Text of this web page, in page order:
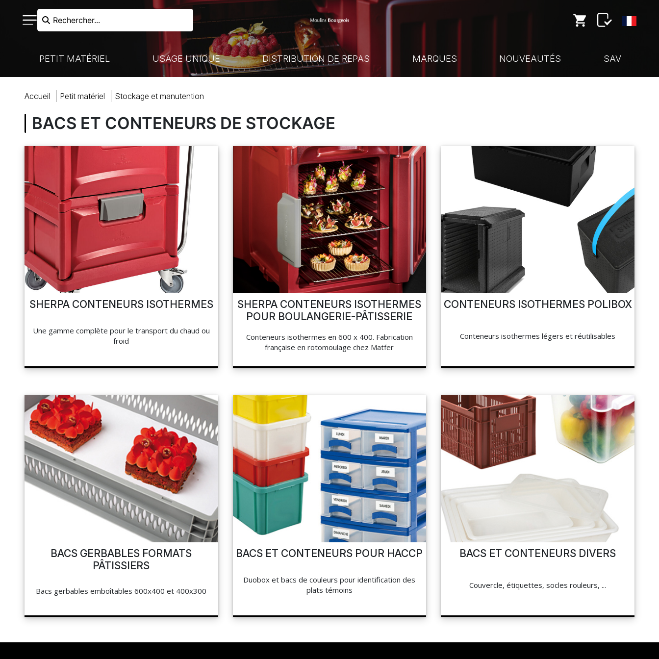
CUISSON
PRÉPARATION
BOULANGERIE
PÂTISSERIE
SUCRE ET GLACE
LA BOUTIQUE
LIBRAIRIE
À USAGE UNIQUE
BOULANGERIE-PÂTISSERIE
COCKTAILS ET BUFFETS
NAPPAGE ET SERVIETTES
CUISSON ET PRÉPARATION
HYGIÈNE
FROIDE - LIAISON CHAUDE
NOS MARQUES
Rechercher...
PETIT MATÉRIEL USAGE UNIQUE DISTRIBUTION DE REPAS MARQUES NOUVEAUTÉS SAV
RECHERCHER
MON COMPTE
MES LISTES
MA COMMANDE
accueil petit matériel stockage et manutention
BACS ET CONTENEURS DE STOCKAGE
SHERPA CONTENEURS ISOTHERMES
Une gamme complète pour le transport du chaud ou
froid
SHERPA CONTENEURS ISOTHERMES
POUR BOULANGERIE-PÂTISSERIE
Conteneurs isothermes en 600 x 400. Fabrication
française en rotomoulage chez Matfer
CONTENEURS ISOTHERMES POLIBOX
Conteneurs isothermes légers et réutilisables
BACS GERBABLES FORMATS
PÂTISSIERS
Bacs gerbables emboîtables 600x400 et 400x300
BACS ET CONTENEURS POUR HACCP
Duobox et bacs de couleurs pour identification des
plats témoins
BACS ET CONTENEURS DIVERS
Couvercle, étiquettes, socles rouleurs, ...